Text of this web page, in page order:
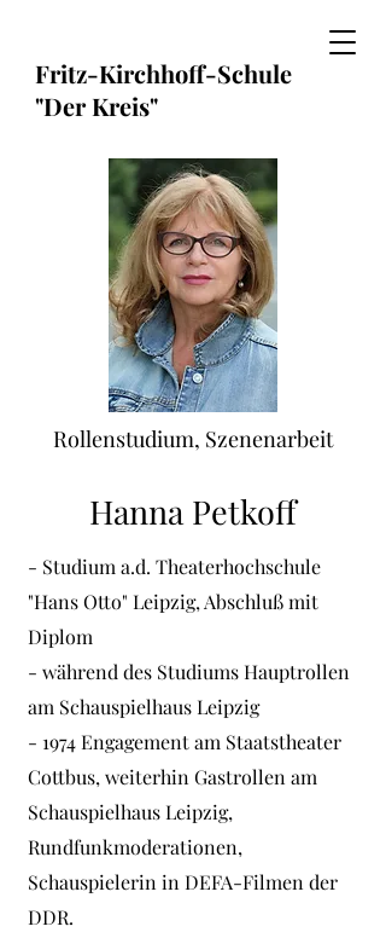
Fritz-Kirchhoff-Schule
"Der Kreis"
Rollenstudium, Szenenarbeit
Hanna Petkoff
- Studium a.d. Theaterhochschule
"Hans Otto" Leipzig, Abschluß mit
Diplom
- während des Studiums Hauptrollen
am Schauspielhaus Leipzig
- 1974 Engagement am Staatstheater
Cottbus, weiterhin Gastrollen am
Schauspielhaus Leipzig,
Rundfunkmoderationen,
Schauspielerin in DEFA-Filmen der
DDR.